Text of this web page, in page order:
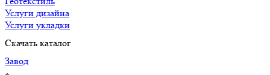
Услуги дизайна
Услуги укладки
Скачать каталог
Завод